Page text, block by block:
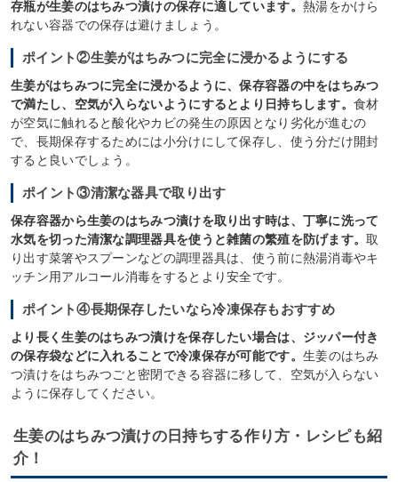
存瓶が生姜のはちみつ漬けの保存に適しています。 熱湯をかけら
れない容器での保存は避けましょう。
ポイント②生姜がはちみつに完全に浸かるようにする
生姜がはちみつに完全に浸かるように、保存容器の中をはちみつ
で満たし、空気が入らないようにするとより日持ちします。食材
が空気に触れると酸化やカビの発生の原因となり劣化が進むの
で、長期保存するためには小分けにして保存し、使う分だけ開封
すると良いでしょう。
ポイント③清潔な器具で取り出す
保存容器から生姜のはちみつ漬けを取り出す時は、丁寧に洗って
水気を切った清潔な調理器具を使うと雑菌の繁殖を防げます。取
り出す菜箸やスプーンなどの調理器具は、使う前に熱湯消毒やキ
ッチン用アルコール消毒をするとより安全です。
ポイント④長期保存したいなら冷凍保存もおすすめ
より長く生姜のはちみつ漬けを保存したい場合は、ジッパー付き
の保存袋などに入れることで冷凍保存が可能です。 生姜のはちみ
つ漬けをはちみつごと密閉できる容器に移して、空気が入らない
ように保存してください。
生姜のはちみつ漬けの日持ちする作り方・レシピも紹
介！